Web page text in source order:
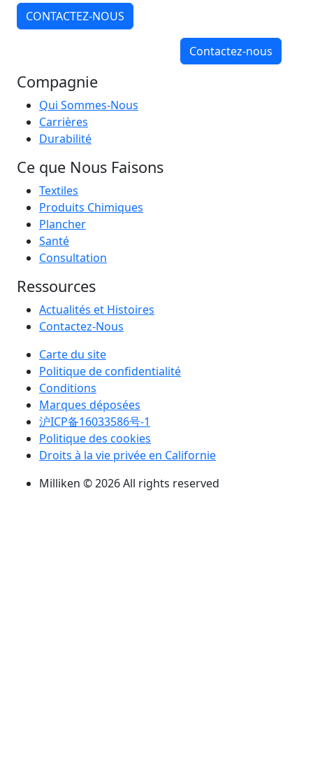
CONTACTEZ-NOUS
Contactez-nous
Compagnie
Qui Sommes-Nous
Carrières
Durabilité
Ce que Nous Faisons
Textiles
Produits Chimiques
Plancher
Santé
Consultation
Ressources
Actualités et Histoires
Contactez-Nous
Carte du site
Politique de confidentialité
Conditions
Marques déposées
沪ICP备16033586号-1
Politique des cookies
Droits à la vie privée en Californie
Milliken © 2026 All rights reserved